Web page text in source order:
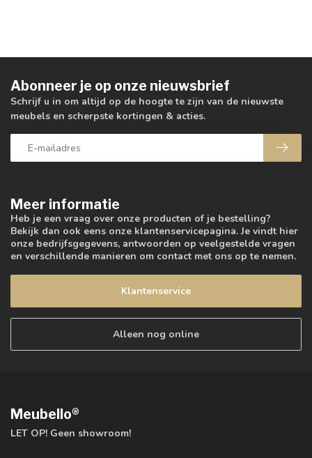
Meer informatie
Heb je een vraag over onze producten of je bestelling?
Bekijk dan ook eens onze klantenservicepagina. Je vindt hier
onze bedrijfsgegevens, antwoorden op veelgestelde vragen
en verschillende manieren om contact met ons op te nemen.
Klantenservice
Alleen nog online
Abonneer je op onze nieuwsbrief
Schrijf u in om altijd op de hoogte te zijn van de nieuwste
meubels en scherpste kortingen & acties.
Meubello®
LET OP! Geen showroom!